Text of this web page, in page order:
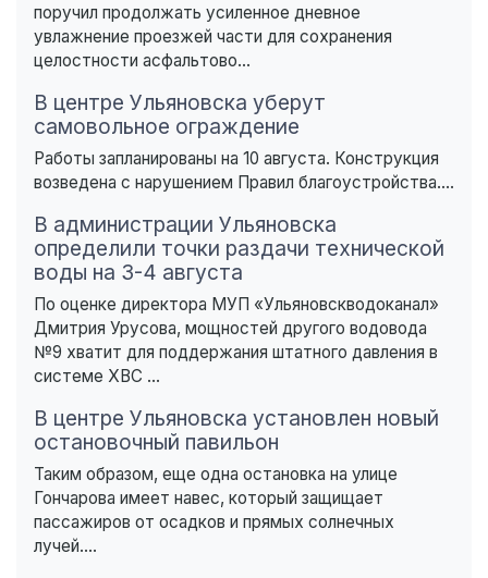
поручил продолжать усиленное дневное
увлажнение проезжей части для сохранения
целостности асфальтово...
В центре Ульяновска уберут
самовольное ограждение
Работы запланированы на 10 августа. Конструкция
возведена с нарушением Правил благоустройства....
В администрации Ульяновска
определили точки раздачи технической
воды на 3-4 августа
По оценке директора МУП «Ульяновскводоканал»
Дмитрия Урусова, мощностей другого водовода
№9 хватит для поддержания штатного давления в
системе ХВС ...
В центре Ульяновска установлен новый
остановочный павильон
Таким образом, еще одна остановка на улице
Гончарова имеет навес, который защищает
пассажиров от осадков и прямых солнечных
лучей....